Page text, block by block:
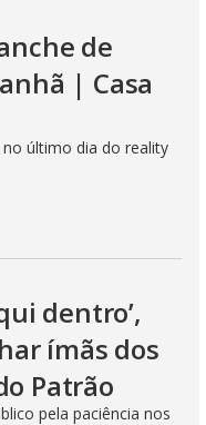
de
| Casa
último dia do reality
dentro’,
ímãs dos
Patrão
pela paciência nos